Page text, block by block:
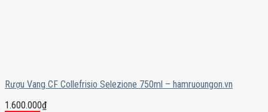
Rượu Vang CF Collefrisio Selezione 750ml – hamruoungon.vn
1.600.000₫